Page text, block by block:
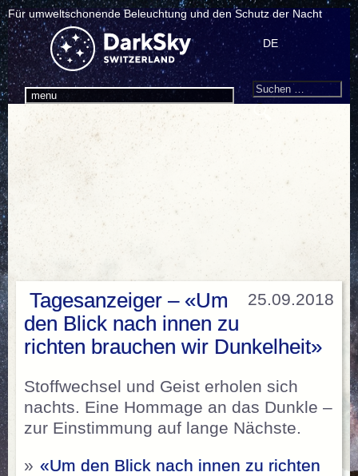
Für umweltschonende Beleuchtung und den Schutz der Nacht
menu
DE
Search
Suchen
25.09.2018
Tagesanzeiger – «Um
den Blick nach innen zu
richten brauchen wir Dunkelheit»
Stoffwechsel und Geist erholen sich
nachts. Eine Hommage an das Dunkle –
zur Einstimmung auf lange Nächste.
» «Um den Blick nach innen zu richten